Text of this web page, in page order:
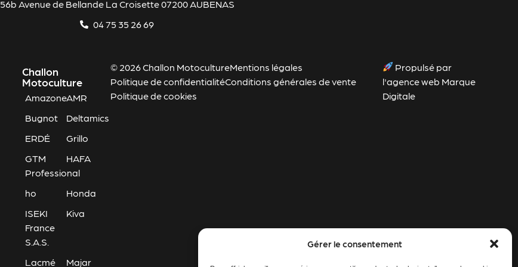
Gérer le consentement
56b Avenue de Bellande La Croisette 07200 AUBENAS
04 75 35 26 69
Challon
Motoculture
AmazoneAMR
Bugnot
Deltamics
ERDÉ
Grillo
GTM
Professional
HAFA
ho
Honda
ISEKI
France
S.A.S.
Kiva
Lacmé Majar
© 2026 Challon MotocultureMentions légales
Politique de confidentialitéConditions générales de vente
Politique de cookies
Propulsé par
l'agence web Marque
Digitale